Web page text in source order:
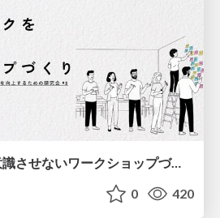
フレームワークを意識させないワークショップづくり
0 420